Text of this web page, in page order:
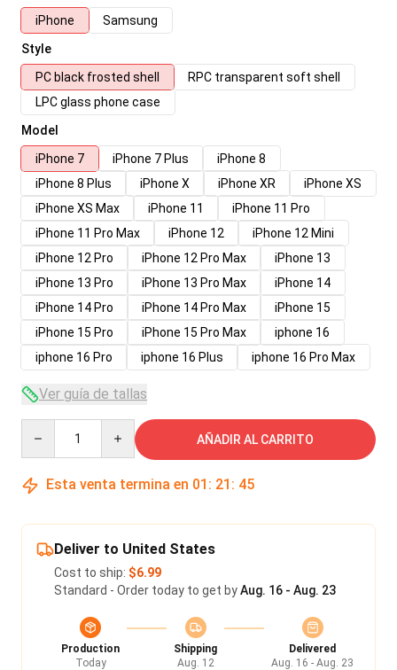
iPhone
Samsung
Style
PC black frosted shell
RPC transparent soft shell
LPC glass phone case
Model
iPhone 7
iPhone 7 Plus
iPhone 8
iPhone 8 Plus
iPhone X iPhone XR
iPhone XS
iPhone XS Max
iPhone 11
iPhone 11 Pro
iPhone 11 Pro Max
iPhone 12
iPhone 12 Mini
iPhone 12 Pro
iPhone 12 Pro Max
iPhone 13
iPhone 13 Pro
iPhone 13 Pro Max
iPhone 14
iPhone 14 Pro
iPhone 14 Pro Max
iPhone 15
iPhone 15 Pro
iPhone 15 Pro Max
iphone 16
iphone 16 Pro
iphone 16 Plus iphone 16 Pro Max
Ver guía de tallas
AÑADIR AL CARRITO
Esta venta termina en 01 : 21 : 45
Deliver to United States
Cost to ship: $6.99
Standard - Order today to get byAug. 16 - Aug. 23
Production
Today
Shipping
Aug. 12
Delivered
Aug. 16 - Aug. 23